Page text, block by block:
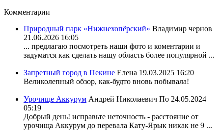
Комментарии
Природный парк «Нижнехопёрский» Владимир чернов
21.06.2026 16:05
... предлагаю посмотреть наши фото и коментарии и
задуматся как сделать нашу область более популярной ...
Запретный город в Пекине Елена 19.03.2025 16:20
Великолепный обзор, как-будто вновь побывала!
Урочище Аккурум Андрей Николаевич По 24.05.2024
05:19
Добрый день! исправьте неточность - расстояние от
урочища Аккурум до перевала Кату-Ярык никак не 9 ...